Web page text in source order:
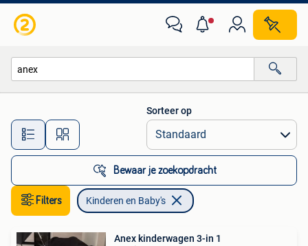
Alle afstanden…
Sorteer op
Bewaar je zoekopdracht
Filters Kinderen en Baby's
Anex kinderwagen 3-in 1